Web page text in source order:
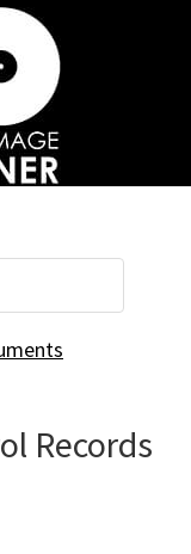
Records